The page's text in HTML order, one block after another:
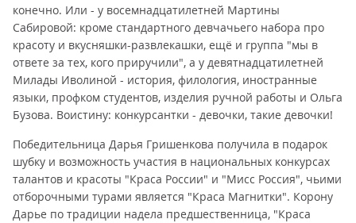
конечно. Или - у восемнадцатилетней Мартины
Сабировой: кроме стандартного девчачьего набора про
красоту и вкусняшки-развлекашки, ещё и группа "мы в
ответе за тех, кого приручили", а у девятнадцатилетней
Милады Иволиной - история, филология, иностранные
языки, профком студентов, изделия ручной работы и Ольга
Бузова. Воистину: конкурсантки - девочки, такие девочки!
Победительница Дарья Гришенкова получила в подарок
шубку и возможность участия в национальных конкурсах
талантов и красоты "Краса России" и "Мисс Россия", чьими
отборочными турами является "Краса Магнитки". Корону
Дарье по традиции надела предшественница, "Краса